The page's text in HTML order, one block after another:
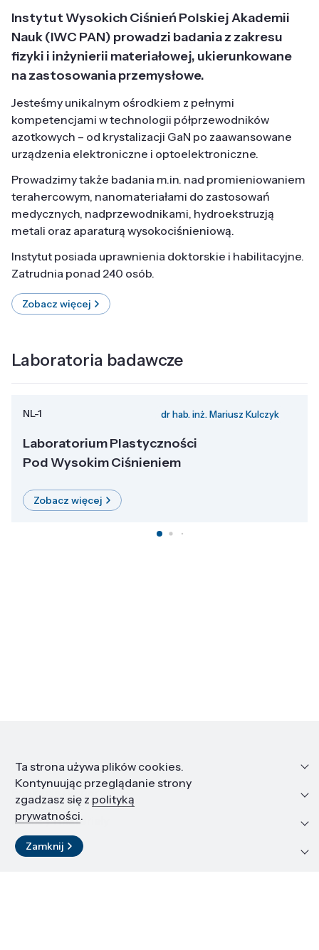
Instytut Wysokich Ciśnień Polskiej Akademii
Nauk (IWC PAN) prowadzi badania z zakresu
fizyki i inżynierii materiałowej, ukierunkowane
na zastosowania przemysłowe.
Jesteśmy unikalnym ośrodkiem z pełnymi
kompetencjami w technologii półprzewodników
azotkowych – od krystalizacji GaN po zaawansowane
urządzenia elektroniczne i optoelektroniczne.
Prowadzimy także badania m.in. nad promieniowaniem
terahercowym, nanomateriałami do zastosowań
medycznych, nadprzewodnikami, hydroekstruzją
metali oraz aparaturą wysokociśnieniową.
Instytut posiada uprawnienia doktorskie i habilitacyjne.
Zatrudnia ponad 240 osób.
Zobacz więcej
Laboratoria badawcze
NL-1 dr hab. inż. Mariusz Kulczyk
Laboratorium Plastyczności
Pod Wysokim Ciśnieniem
Zobacz więcej
Informacje
Edukacja i kariera
Zasoby i materiały
Kontakt
Ta strona używa plików cookies.
Kontynuując przeglądanie strony
zgadzasz się z polityką
prywatności.
Zamknij